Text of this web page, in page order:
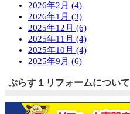
2026年2月 (4)
2026年1月 (3)
2025年12月 (6)
2025年11月 (4)
2025年10月 (4)
2025年9月 (6)
ぷらす１リフォームについて